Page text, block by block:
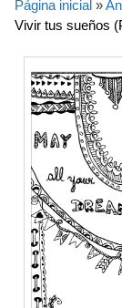
Página inicial »
Vivir tus sueños